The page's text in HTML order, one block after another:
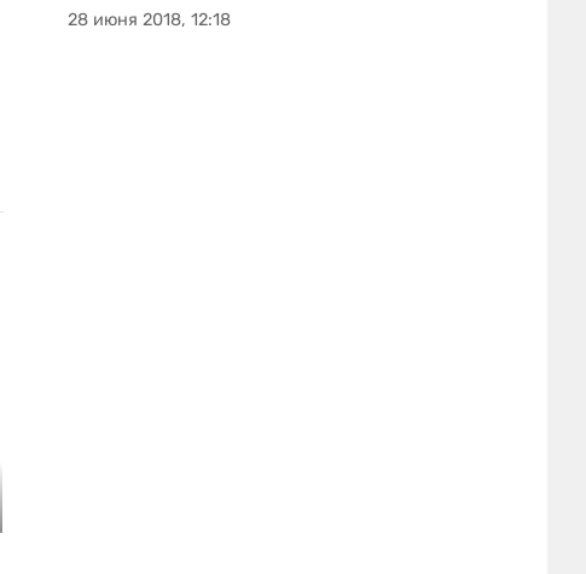
28 июня 2018, 12:18